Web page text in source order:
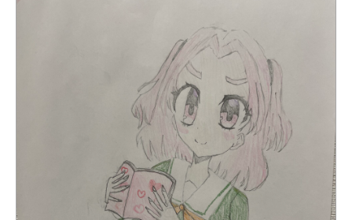
読みたい本が
見つかる
本を飛び出して
みんなとおしゃべり